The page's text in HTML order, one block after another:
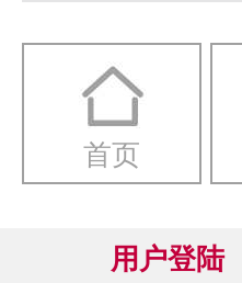
首页
用户登陆